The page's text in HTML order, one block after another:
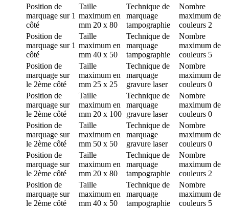
Position de
marquage sur 1
côté
Taille
maximum en
mm 20 x 80
Technique de
marquage
tampographie
Nombre
maximum de
couleurs 2
Position de
marquage sur 1
côté
Taille
maximum en
mm 40 x 50
Technique de
marquage
tampographie
Nombre
maximum de
couleurs 5
Position de
marquage sur
le 2ème côté
Taille
maximum en
mm 25 x 25
Technique de
marquage
gravure laser
Nombre
maximum de
couleurs 0
Position de
marquage sur
le 2ème côté
Taille
maximum en
mm 20 x 100
Technique de
marquage
gravure laser
Nombre
maximum de
couleurs 0
Position de
marquage sur
le 2ème côté
Taille
maximum en
mm 50 x 50
Technique de
marquage
gravure laser
Nombre
maximum de
couleurs 0
Position de
marquage sur
le 2ème côté
Taille
maximum en
mm 20 x 80
Technique de
marquage
tampographie
Nombre
maximum de
couleurs 2
Position de
marquage sur
le 2ème côté
Taille
maximum en
mm 40 x 50
Technique de
marquage
tampographie
Nombre
maximum de
couleurs 5